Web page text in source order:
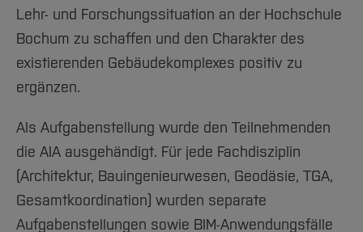
Lehr- und Forschungssituation an der Hochschule
Bochum zu schaffen und den Charakter des
existierenden Gebäudekomplexes positiv zu
ergänzen.
Als Aufgabenstellung wurde den Teilnehmenden
die AIA ausgehändigt. Für jede Fachdisziplin
(Architektur, Bauingenieurwesen, Geodäsie, TGA,
Gesamtkoordination) wurden separate
Aufgabenstellungen sowie BIM-Anwendungsfälle